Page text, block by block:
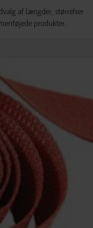
af længder, størrelser
produkter.